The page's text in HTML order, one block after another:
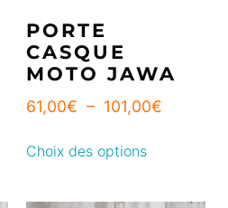
PORTE
CASQUE
MOTO JAWA
61,00€ – 101,00€
Choix des options